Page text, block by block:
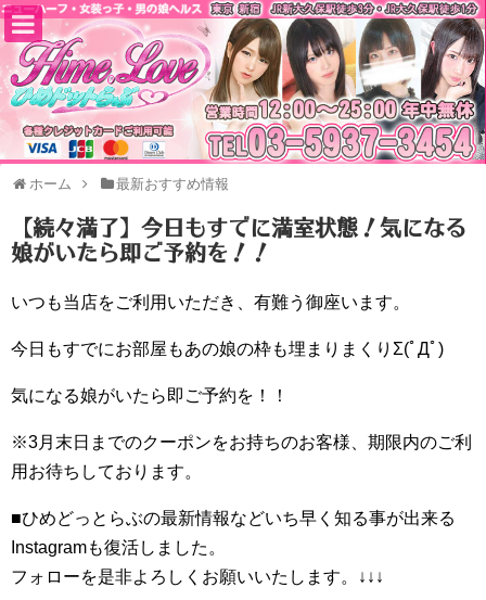
ホーム 最新おすすめ情報
【続々満了】今日もすでに満室状態！気になる
娘がいたら即ご予約を！！
いつも当店をご利用いただき、有難う御座います。
今日もすでにお部屋もあの娘の枠も埋まりまくりΣ(ﾟДﾟ)
気になる娘がいたら即ご予約を！！
※3月末日までのクーポンをお持ちのお客様、期限内のご利
用お待ちしております。
■ひめどっとらぶの最新情報などいち早く知る事が出来る
Instagramも復活しました。
フォローを是非よろしくお願いいたします。↓↓↓